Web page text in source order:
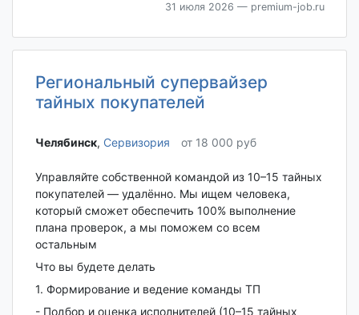
31 июля 2026 — premium-job.ru
Региональный супервайзер
тайных покупателей
Челябинск‎, Сервизория от 18 000 руб
Управляйте собственной командой из 10–15 тайных
покупателей — удалённо. Мы ищем человека,
который сможет обеспечить 100% выполнение
плана проверок, а мы поможем со всем
остальным
Что вы будете делать
1. Формирование и ведение команды ТП
- Подбор и оценка исполнителей (10–15 тайных